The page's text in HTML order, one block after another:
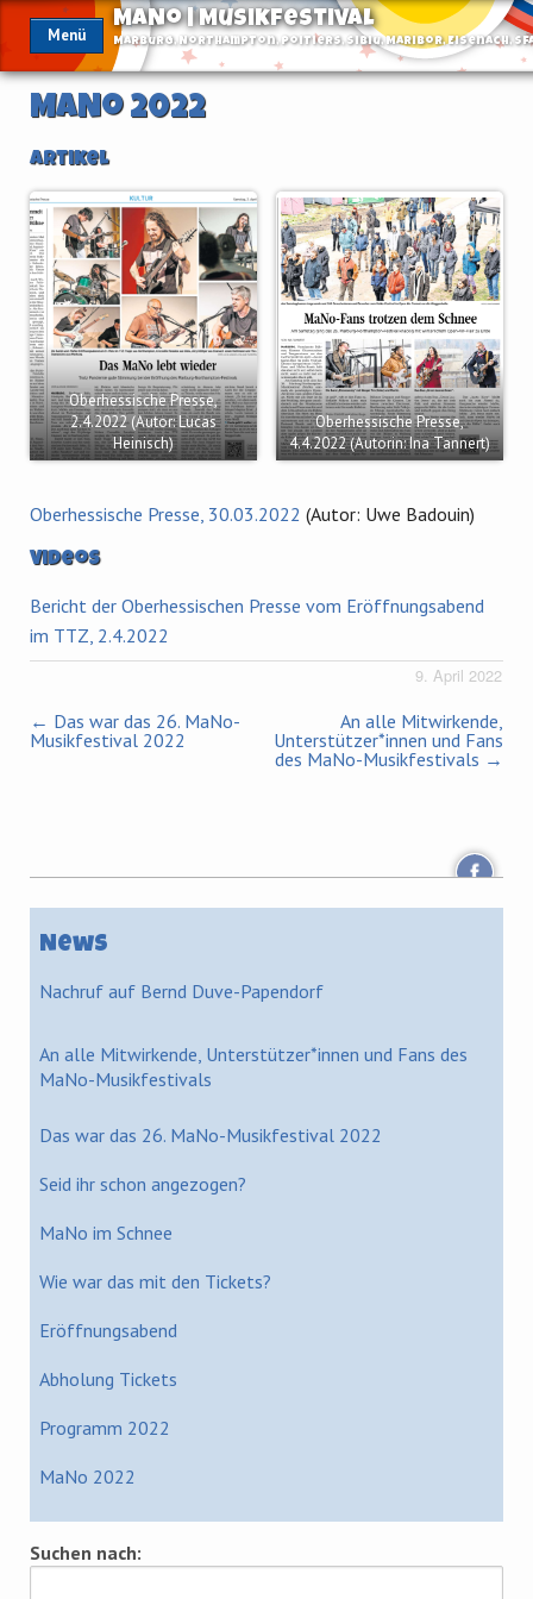
Menü
MaNo | Musikfestival
Marburg, Northampton, Poitiers, Sibiu, Maribor, Eisenach,
MaNo 2022
Artikel
Oberhessische Presse,
2.4.2022 (Autor: Lucas
Heinisch)
Oberhessische Presse,
4.4.2022 (Autorin: Ina Tannert)
Oberhessische Presse, 30.03.2022 (Autor: Uwe Badouin)
Videos
Bericht der Oberhessischen Presse vom Eröffnungsabend
im TTZ, 2.4.2022
9. April 2022
← Das war das 26. MaNo-
Musikfestival 2022
An alle Mitwirkende,
Unterstützer*innen und Fans
des MaNo-Musikfestivals →
News
Nachruf auf Bernd Duve-Papendorf
An alle Mitwirkende, Unterstützer*innen und Fans des
MaNo-Musikfestivals
Das war das 26. MaNo-Musikfestival 2022
Seid ihr schon angezogen?
MaNo im Schnee
Wie war das mit den Tickets?
Eröffnungsabend
Abholung Tickets
Programm 2022
MaNo 2022
Suchen nach: